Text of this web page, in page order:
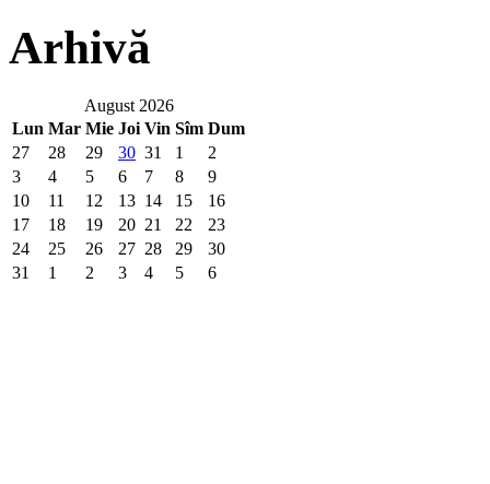
Arhivă
August 2026
Lun Mar Mie Joi Vin Sîm Dum
27
28 29 30 31 1
2
3
4 5 6 7 8
9
10
11 12 13 14 15
16
17
18 19 20 21 22
23
24
25 26 27 28 29
30
31
1 2 3 4 5 6